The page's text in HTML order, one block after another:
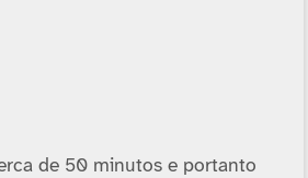
de 50 minutos e portanto